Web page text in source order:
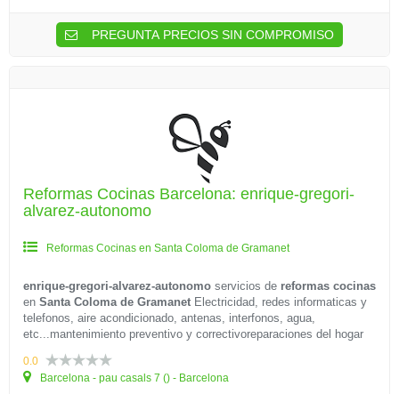
PREGUNTA PRECIOS SIN COMPROMISO
Reformas Cocinas Barcelona: enrique-gregori-
alvarez-autonomo
Reformas Cocinas en Santa Coloma de Gramanet
enrique-gregori-alvarez-autonomo servicios de reformas cocinas
en Santa Coloma de Gramanet Electricidad, redes informaticas y
telefonos, aire acondicionado, antenas, interfonos, agua,
etc...mantenimiento preventivo y correctivoreparaciones del hogar
0.0
Barcelona - pau casals 7 () - Barcelona